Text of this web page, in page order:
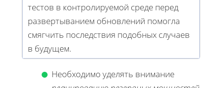
тестов в контролируемой среде перед
развертыванием обновлений помогла
смягчить последствия подобных случаев
в будущем.
Необходимо уделять внимание